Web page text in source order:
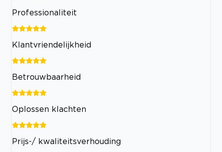
Professionaliteit
Klantvriendelijkheid
Betrouwbaarheid
Oplossen klachten
Prijs-/ kwaliteitsverhouding